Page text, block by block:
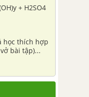
+ H2SO4
học thích hợp
bài tập)...